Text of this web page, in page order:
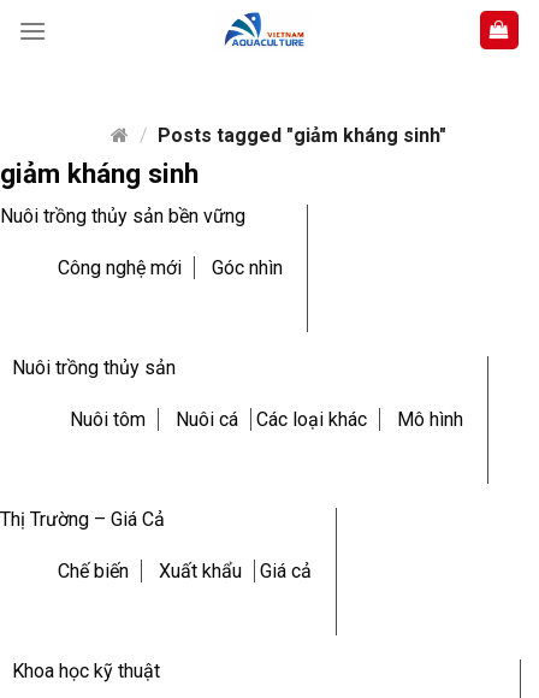
/ Posts tagged "giảm kháng sinh"
giảm kháng sinh
Nuôi trồng thủy sản bền vững
Công nghệ mới Góc nhìn
Nuôi trồng thủy sản
Nuôi tôm Nuôi cá Các loại khác Mô hình
Thị Trường – Giá Cả
Chế biến Xuất khẩu Giá cả
Khoa học kỹ thuật